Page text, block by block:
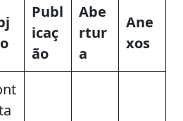
Publ
icaç
ão
Abe
rtur
a
Ane
xos